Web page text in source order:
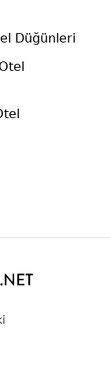
Düğünleri